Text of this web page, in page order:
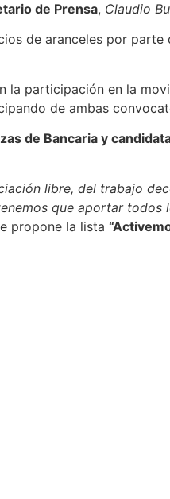
de Prensa, Claudio
de aranceles por parte
la participación en la
de ambas
de Bancaria y
libre, del trabajo
que aportar todos
propone la lista